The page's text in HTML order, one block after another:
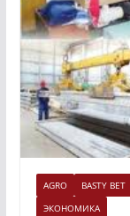
AGRO BASTY BET
ЭКОНОМИКА